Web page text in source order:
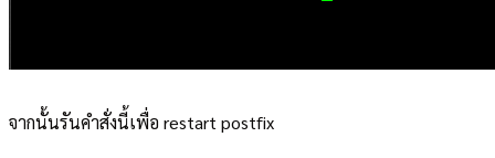
จากนั้นรันคำสั่งนี้เพื่อ restart postfix